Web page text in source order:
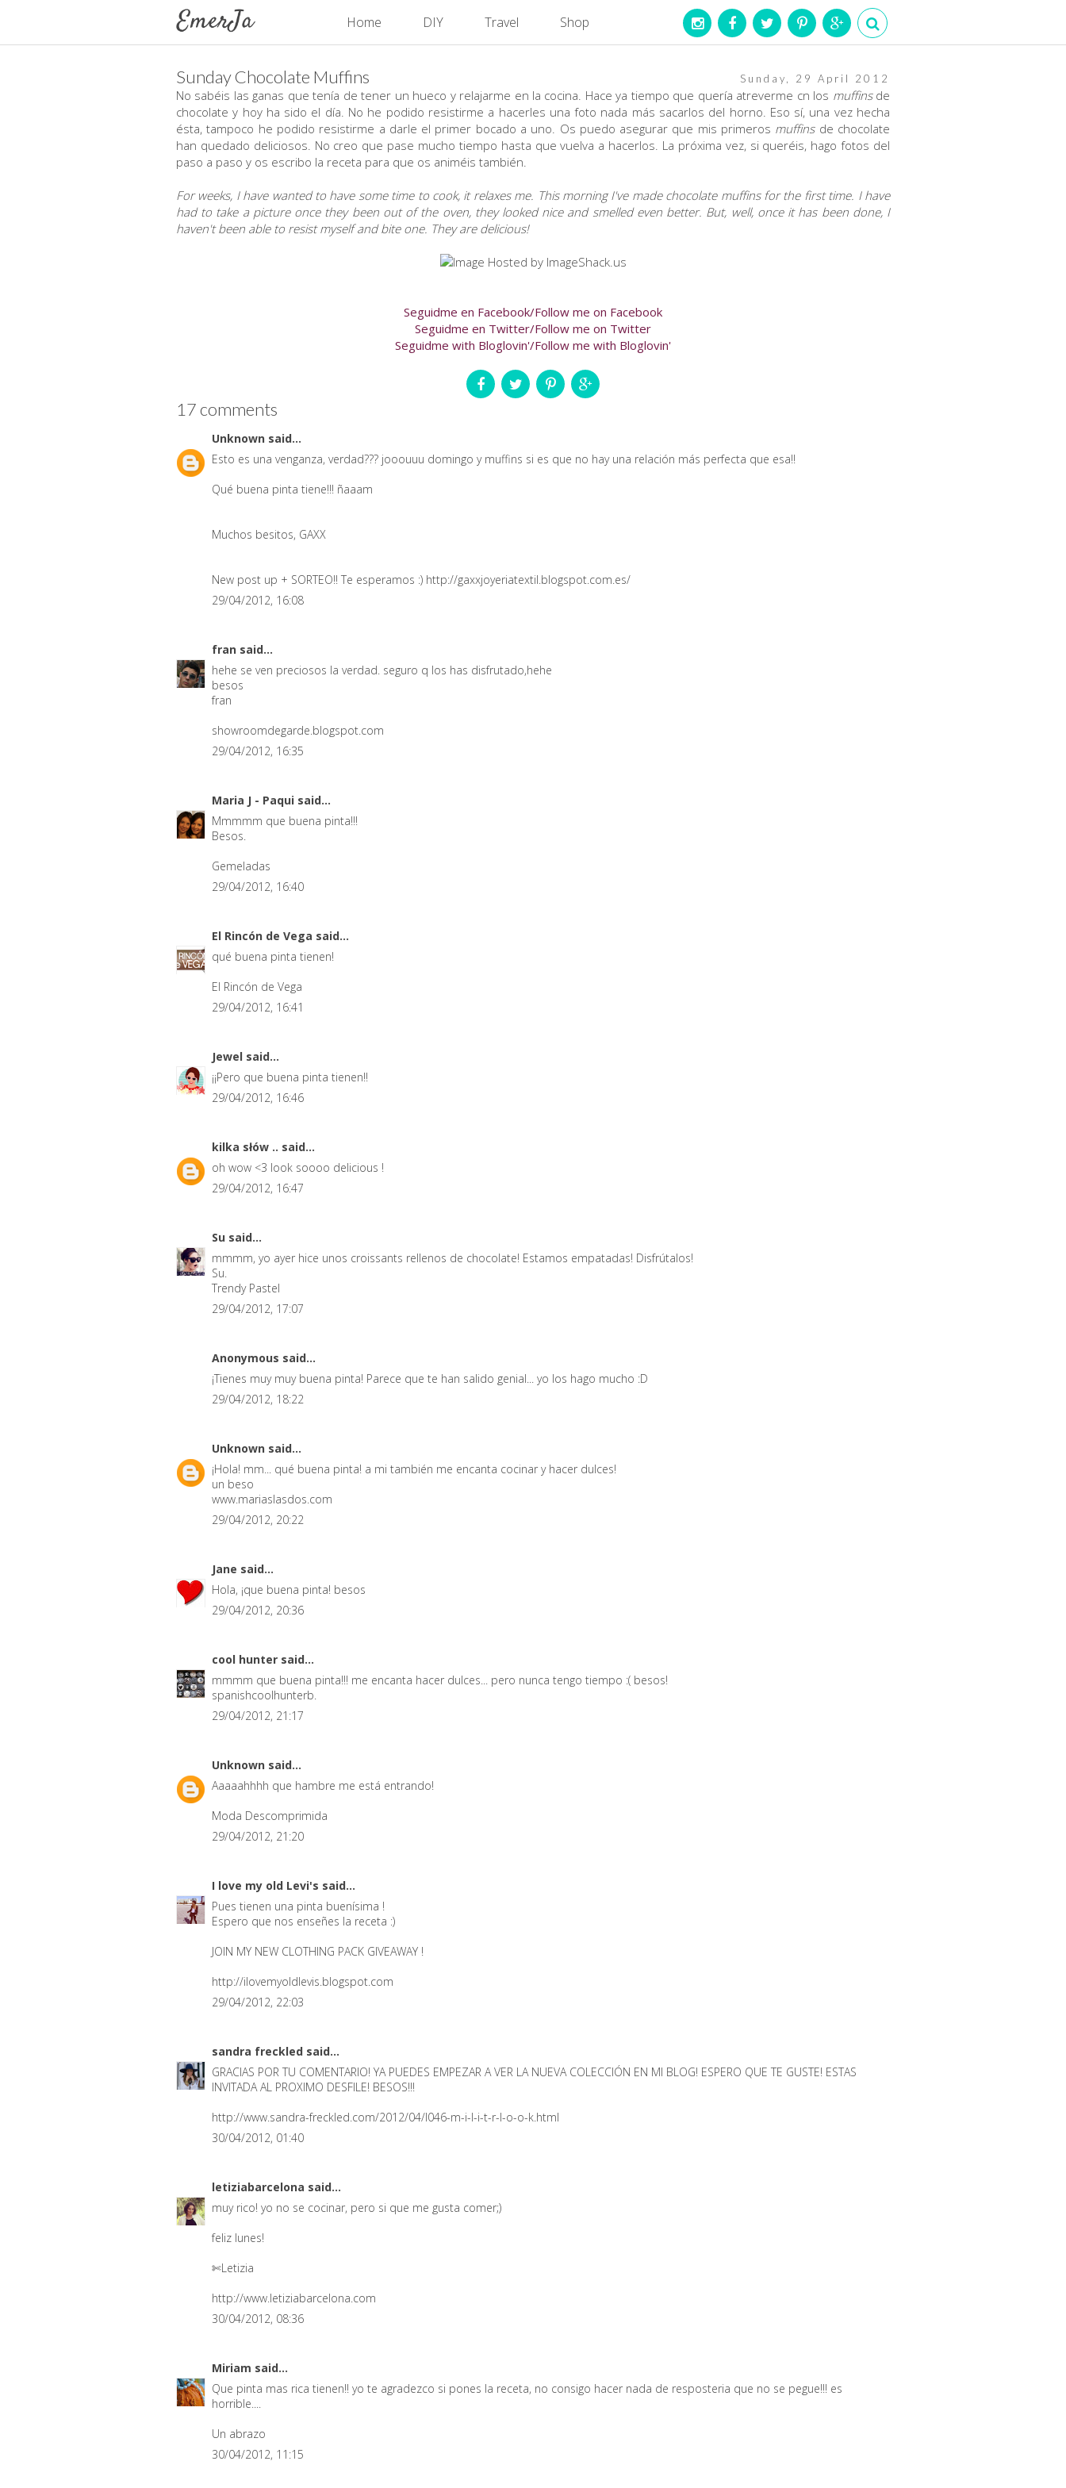
Home DIY Travel Shop
Sunday, 29 April 2012
Sunday Chocolate Muffins
No sabéis las ganas que tenía de tener un hueco y relajarme en la cocina. Hace ya tiempo que quería atreverme cn los muffinsde
chocolate y hoy ha sido el día. No he podido resistirme a hacerles una foto nada más sacarlos del horno. Eso sí, una vez hecha
ésta, tampoco he podido resistirme a darle el primer bocado a uno. Os puedo asegurar que mis primeros muffinsde chocolate
han quedado deliciosos. No creo que pase mucho tiempo hasta que vuelva a hacerlos. La próxima vez, si queréis, hago fotos del
paso a paso y os escribo la receta para que os animéis también.
For weeks, I have wanted to have some time to cook, it relaxes me. This morning I've made chocolate muffins for the first time. I have
had to take a picture once they been out of the oven, they looked nice and smelled even better. But, well, once it has been done, I
haven't been able to resist myself and bite one. They are delicious!
Seguidme en Facebook/Follow me on Facebook
Seguidme en Twitter/Follow me on Twitter
Seguidme with Bloglovin'/Follow me with Bloglovin'
17 comments
Unknown said...
Esto es una venganza, verdad??? jooouuu domingo y muffins si es que no hay una relación más perfecta que esa!!
Qué buena pinta tiene!!! ñaaam
Muchos besitos, GAXX
New post up + SORTEO!! Te esperamos :) http://gaxxjoyeriatextil.blogspot.com.es/
29/04/2012, 16:08
fran said...
hehe se ven preciosos la verdad. seguro q los has disfrutado,hehe
besos
fran
showroomdegarde.blogspot.com
29/04/2012, 16:35
Maria J - Paqui said...
Mmmmm que buena pinta!!!
Besos.
Gemeladas
29/04/2012, 16:40
El Rincón de Vega said...
qué buena pinta tienen!
El Rincón de Vega
29/04/2012, 16:41
Jewel said...
¡¡Pero que buena pinta tienen!!
29/04/2012, 16:46
kilka słów .. said...
oh wow <3 look soooo delicious !
29/04/2012, 16:47
Su said...
mmmm, yo ayer hice unos croissants rellenos de chocolate! Estamos empatadas! Disfrútalos!
Su.
Trendy Pastel
29/04/2012, 17:07
Anonymous said...
¡Tienes muy muy buena pinta! Parece que te han salido genial... yo los hago mucho :D
29/04/2012, 18:22
Unknown said...
¡Hola! mm... qué buena pinta! a mi también me encanta cocinar y hacer dulces!
un beso
www.mariaslasdos.com
29/04/2012, 20:22
Jane said...
Hola, ¡que buena pinta! besos
29/04/2012, 20:36
cool hunter said...
mmmm que buena pinta!!! me encanta hacer dulces... pero nunca tengo tiempo :( besos!
spanishcoolhunterb.
29/04/2012, 21:17
Unknown said...
Aaaaahhhh que hambre me está entrando!
Moda Descomprimida
29/04/2012, 21:20
I love my old Levi's said...
Pues tienen una pinta buenísima !
Espero que nos enseñes la receta :)
JOIN MY NEW CLOTHING PACK GIVEAWAY !
http://ilovemyoldlevis.blogspot.com
29/04/2012, 22:03
sandra freckled said...
GRACIAS POR TU COMENTARIO! YA PUEDES EMPEZAR A VER LA NUEVA COLECCIÓN EN MI BLOG! ESPERO QUE TE GUSTE! ESTAS
INVITADA AL PROXIMO DESFILE! BESOS!!!
http://www.sandra-freckled.com/2012/04/l046-m-i-l-i-t-r-l-o-o-k.html
30/04/2012, 01:40
letiziabarcelona said...
muy rico! yo no se cocinar, pero si que me gusta comer;)
feliz lunes!
✄Letizia
http://www.letiziabarcelona.com
30/04/2012, 08:36
Miriam said...
Que pinta mas rica tienen!! yo te agradezco si pones la receta, no consigo hacer nada de resposteria que no se pegue!!! es
horrible....
Un abrazo
30/04/2012, 11:15